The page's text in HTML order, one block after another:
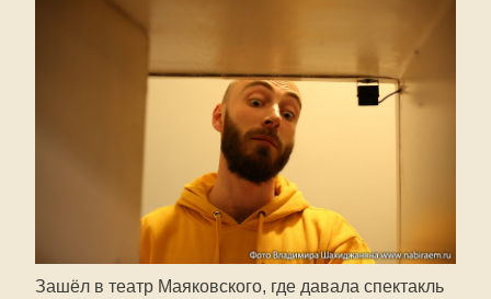
Зашёл в театр Маяковского, где давала спектакль